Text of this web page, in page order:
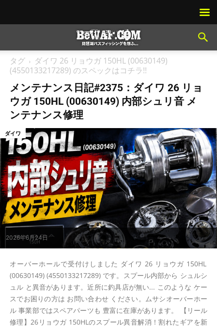
タグ
ダイワ 26 リョウガ 150HL (00630149)
(4550133217289) のスペックはコチラ!!
メンテナンス日記#2375：ダイワ 26 リョ
ウガ 150HL (00630149) 内部シュリ音 メ
ンテナンス修理
2026年6月24日
ダイワ
オーバーホールで受付けしました ダイワ 26 リョウガ 150HL
(00630149) (4550133217289) です。スプール内部から シュルシ
ュル と異音があります。近所に釣具店が無い... このような ケー
スでお困りの方は お問い合わせ ください。ムサシオーバーホー
ル 事業部ではスペアパーツも 豊富に在庫があります。 【リール
修理】26リョウガ 150HLのスプール異音解消！割れたギアを新